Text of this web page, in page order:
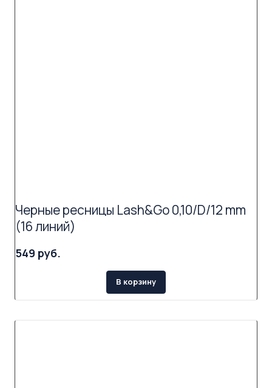
Черные ресницы Lash&Go 0,10/D/12 mm
(16 линий)
549 руб.
В корзину